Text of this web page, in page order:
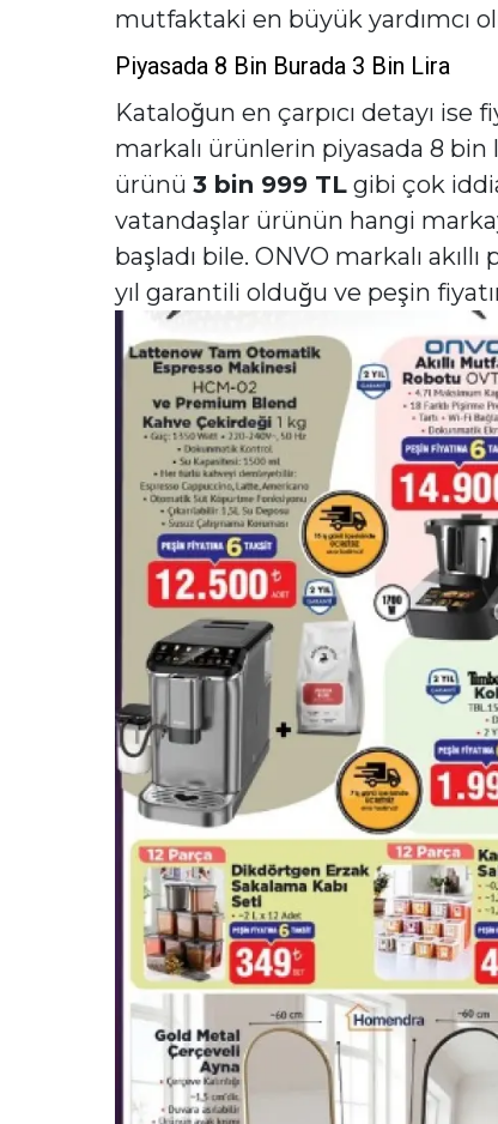
mutfaktaki en büyük yardımcı
Piyasada 8 Bin Burada 3 Bin Lira
Kataloğun en çarpıcı detayı
markalı ürünlerin piyasada 8 bin
ürünü 3 bin 999 TL gibi çok
vatandaşlar ürünün hangi
başladı bile. ONVO markalı
yıl garantili olduğu ve peşin